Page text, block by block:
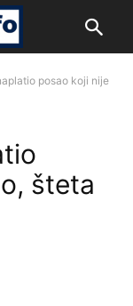
posao koji nije
šteta